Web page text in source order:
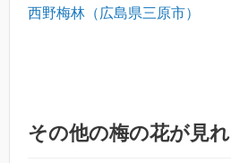
西野梅林（広島県三原市）
その他の梅の花が見